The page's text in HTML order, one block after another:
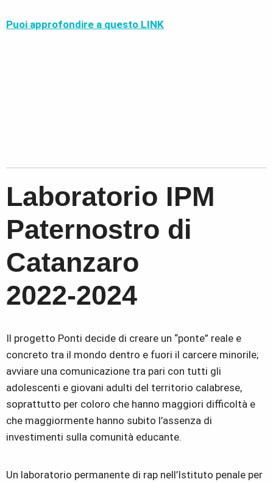
Puoi approfondire a questo LINK
Laboratorio IPM
Paternostro di
Catanzaro
2022-2024
Il progetto Ponti decide di creare un “ponte” reale e
concreto tra il mondo dentro e fuori il carcere minorile;
avviare una comunicazione tra pari con tutti gli
adolescenti e giovani adulti del territorio calabrese,
soprattutto per coloro che hanno maggiori difficoltà e
che maggiormente hanno subito l’assenza di
investimenti sulla comunità educante.
Un laboratorio permanente di rap nell’Istituto penale per